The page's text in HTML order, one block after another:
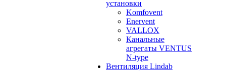
установки
Komfovent
Enervent
VALLOX
Канальные
агрегаты VENTUS
N-type
Вентиляция Lindab